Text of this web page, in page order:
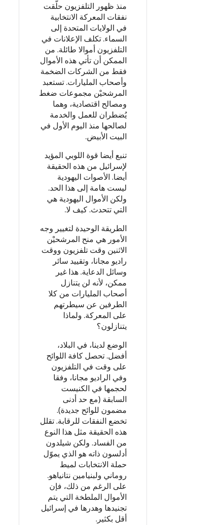
منذ ظهور التلفزيون حلّقت
نفقات المعركة الانتخابية
في الولايات المتحدة إلى
السماء. تكلف الإعلانات في
التلفزيون أموالا طائلة. من
الممكن أن تأتي هذه الأموال
فقط من الشركات الضخمة
وأصحاب المليارات. تستعبد
المرشحيْن مجموعات ضغط
ومصالح اقتصادية، وهما
يُضطران للعمل والخدمة
لصالحها منذ اليوم الأول في
البيت الأبيض.
تنبع أيضا قوة اللوبي المؤيد
لإسرائيل من هذه الحقيقة
أيضا. الأصوات اليهودية
ليست هامة إلى هذا الحد.
ولكن الأموال اليهودية هي
التي تتحدث. كيف لا.
الطريقة الوحيدة لتغيير وجه
الأمور هي منح المرشحيْن
الاثنين وقت تلفزيون ووقت
راديو مجانا، وتقييد سائر
وسائل الدعاية. هذا غير
ممكن، لأنه لن يتنازل
أصحاب المليارات من كلا
الطرفين عن سيطرتهم
على المعركة. ولماذا
يتنازلون؟
الوضع لدينا، في البلاد،
أفضل. تحصل كافة اللوائح
على وقت في التلفزيون
وفي الراديو مجانا، وفقا
لحجمها في الكنيست
السابقة (مع حد أدنى
مضمون للوائح جديدة).
تخضع النفقات للرقابة. تقلل
هذه الحقيقة مثل هذا النوع
من الفساد. ولكن شيلدون
أدلسون ذاته هو الذي يموّل
حملة الانتخابات لميط
روماني ولبنيامين نتانياهو.
على الرغم من ذلك، فإن
الأموال الملطخة التي يتم
تجنيدها وهدرها في إسرائيل
أقل بكثير.